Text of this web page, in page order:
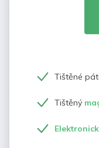
Tištěné
Tištěný